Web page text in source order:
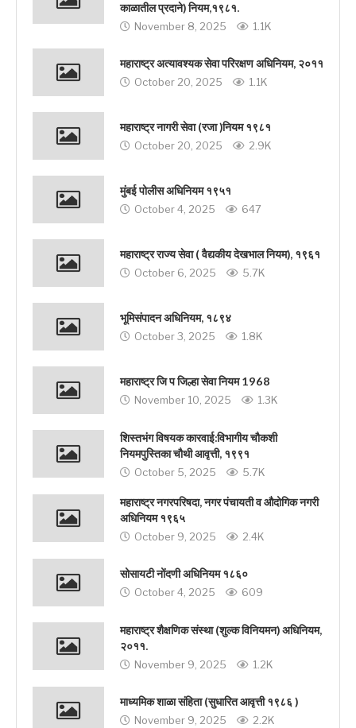
काळातील प्रदाने) नियम,१९८१.
November 8, 2025 1.1K
महाराष्ट्र अत्यावश्यक सेवा परिरक्षण अधिनियम, २०११
October 20, 2025 1.1K
महाराष्ट्र नागरी सेवा (रजा )नियम १९८१
October 20, 2025 2.9K
मुंबई पोलीस अधिनियम १९५१
October 4, 2025 647
महाराष्ट्र राज्य सेवा ( वैद्यकीय देखभाल नियम), १९६१
October 6, 2025 5.7K
भूमिसंपादन अधिनियम, १८९४
October 3, 2025 1.8K
महाराष्ट्र जि प जिल्हा सेवा नियम 1968
November 10, 2025 1.3K
शिस्तभंग विषयक कारवाई:विभागीय चौकशी
नियमपुस्तिका चौथी आवृत्ती, १९९१
October 5, 2025 5.7K
महाराष्ट्र नगरपरिषदा, नगर पंचायती व औदोगिक नगरी
अधिनियम १९६५
October 9, 2025 2.4K
सोसायटी नोंदणी अधिनियम १८६०
October 4, 2025 609
महाराष्ट्र शैक्षणिक संस्था (शुल्क विनियमन) अधिनियम,
२०११.
November 9, 2025 1.2K
माध्यमिक शाळा संहिता (सुधारित आवृत्ती १९८६ )
November 9, 2025 2.2K